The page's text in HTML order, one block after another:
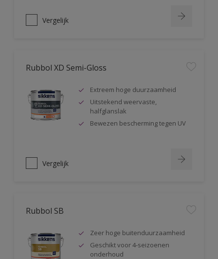
Vergelijk
Rubbol XD Semi-Gloss
Extreem hoge duurzaamheid
Uitstekend weervaste,
halfglanslak
Bewezen bescherming tegen UV
Vergelijk
Rubbol SB
Zeer hoge buitenduurzaamheid
Geschikt voor 4-seizoenen
onderhoud